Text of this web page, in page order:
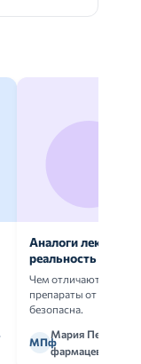
Аналоги
реальность
Чем отличаются
препараты от
безопасна.
МПф
Мария Петрова,
фармацевт